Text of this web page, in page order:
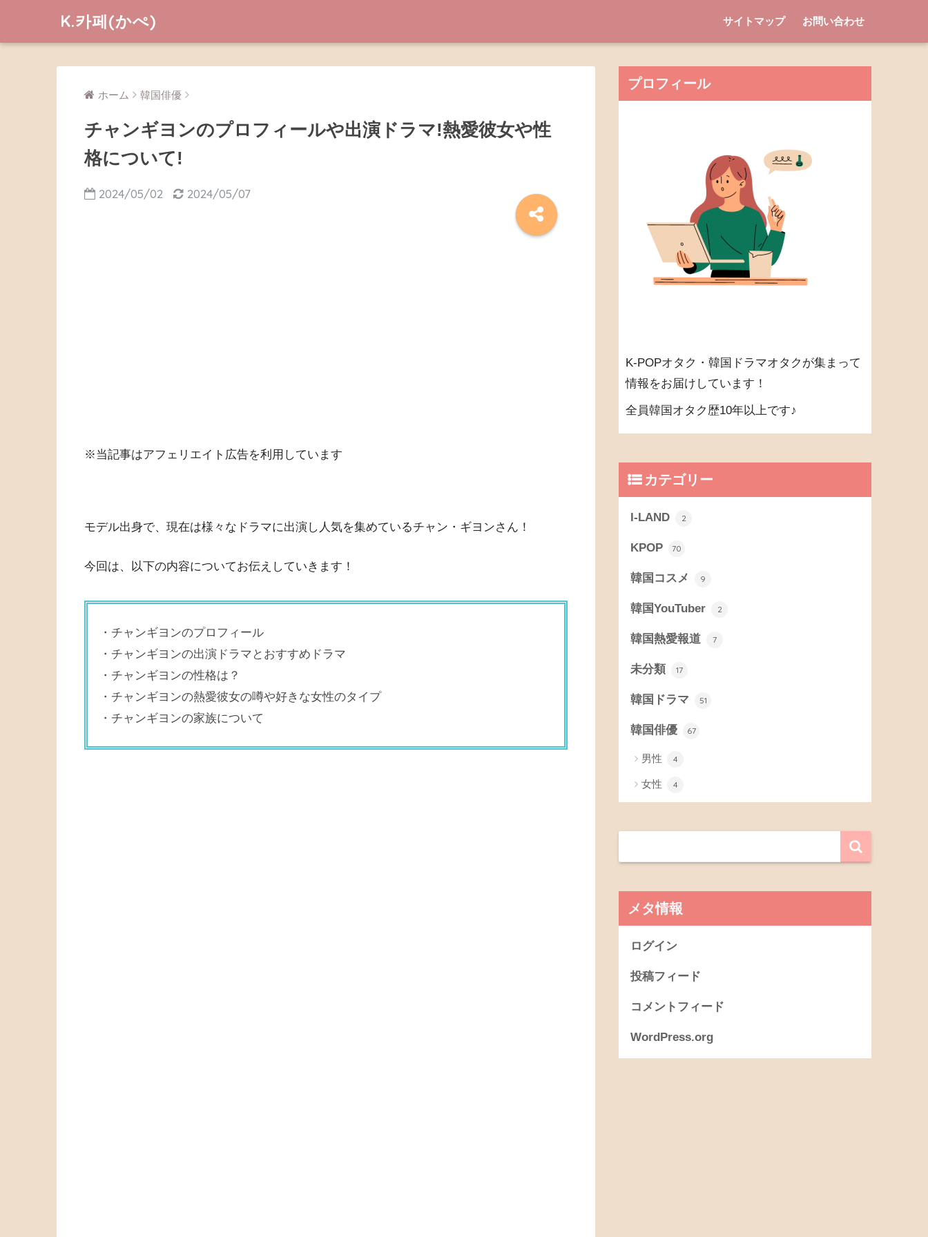
K.카페(かぺ) サイトマップ お問い合わせ
ホーム 韓国俳優
チャンギヨンのプロフィールや出演ドラマ!熱愛彼女や性
格について!
2024/05/02 2024/05/07
※当記事はアフェリエイト広告を利用しています
モデル出身で、現在は様々なドラマに出演し人気を集めているチャン・ギヨンさん！
今回は、以下の内容についてお伝えしていきます！
・チャンギヨンのプロフィール
・チャンギヨンの出演ドラマとおすすめドラマ
・チャンギヨンの性格は？
・チャンギヨンの熱愛彼女の噂や好きな女性のタイプ
・チャンギヨンの家族について
プロフィール
K-POPオタク・韓国ドラマオタクが集まって
情報をお届けしています！
全員韓国オタク歴10年以上です♪
カテゴリー
I-LAND 2
KPOP 70
韓国コスメ 9
韓国YouTuber 2
韓国熱愛報道 7
未分類 17
韓国ドラマ 51
韓国俳優 67
男性 4
女性 4
メタ情報
ログイン
投稿フィード
コメントフィード
WordPress.org